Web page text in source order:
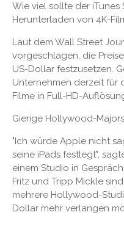
Wie viel sollte der
Herunterladen von 4K-
Laut dem Wall Street
vorgeschlagen, die
US-Dollar festzusetzen.
Unternehmen derzeit für
Filme in Full-HD-
Gierige Hollywood-
"Ich würde Apple nicht
seine iPads festlegt",
einem Studio in
Fritz und Tripp Mickle
mehrere Hollywood-
Dollar mehr verlangen